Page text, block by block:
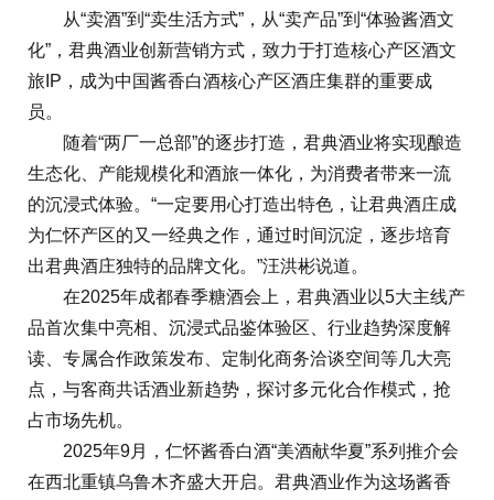
从“卖酒”到“卖生活方式”，从“卖产品”到“体验酱酒文
化”，君典酒业创新营销方式，致力于打造核心产区酒文
旅IP，成为中国酱香白酒核心产区酒庄集群的重要成
员。
随着“两厂一总部”的逐步打造，君典酒业将实现酿造
生态化、产能规模化和酒旅一体化，为消费者带来一流
的沉浸式体验。“一定要用心打造出特色，让君典酒庄成
为仁怀产区的又一经典之作，通过时间沉淀，逐步培育
出君典酒庄独特的品牌文化。”汪洪彬说道。
在2025年成都春季糖酒会上，君典酒业以5大主线产
品首次集中亮相、沉浸式品鉴体验区、行业趋势深度解
读、专属合作政策发布、定制化商务洽谈空间等几大亮
点，与客商共话酒业新趋势，探讨多元化合作模式，抢
占市场先机。
2025年9月，仁怀酱香白酒“美酒献华夏”系列推介会
在西北重镇乌鲁木齐盛大开启。君典酒业作为这场酱香